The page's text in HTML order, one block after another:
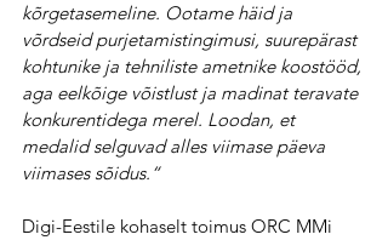
kõrgetasemeline. Ootame häid ja
võrdseid purjetamistingimusi, suurepärast
kohtunike ja tehniliste ametnike koostööd,
aga eelkõige võistlust ja madinat teravate
konkurentidega merel. Loodan, et
medalid selguvad alles viimase päeva
viimases sõidus.“
Digi-Eestile kohaselt toimus ORC MMi